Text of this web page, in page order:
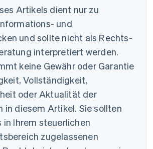
Artikels dient nur zu
und
und sollte nicht als Rechts-
interpretiert werden.
keine Gewähr oder Garantie
Vollständigkeit,
oder Aktualität der
in diesem Artikel. Sie sollten
in Ihrem steuerlichen
zugelassenen
DeutschEnglish